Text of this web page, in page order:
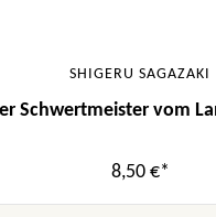
SHIGERU SAGAZAKI
Schwertmeister vom
8,50 €*